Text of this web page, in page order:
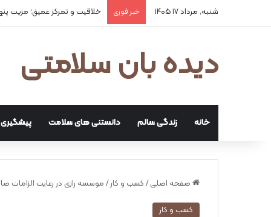
شنبه, مرداد ۱۷ ۱۴۰۵ خبر فوری ۲ علت شایع‌ کم‌شنوایی
دیده بان سلامتی
خانه زندگی سالم دانستنی های سلامت
صفحه اصلی / کسب و کار/ موسسه رازی در رعایت
کسب و کار